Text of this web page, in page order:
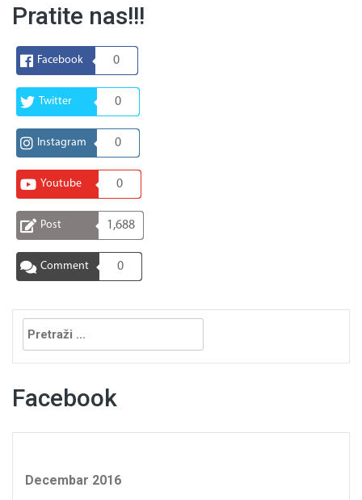
Pratite nas!!!
Facebook 0
Twitter 0
Instagram 0
Youtube 0
Post 1,688
Comment 0
Pretraga:
Facebook
Decembar 2016